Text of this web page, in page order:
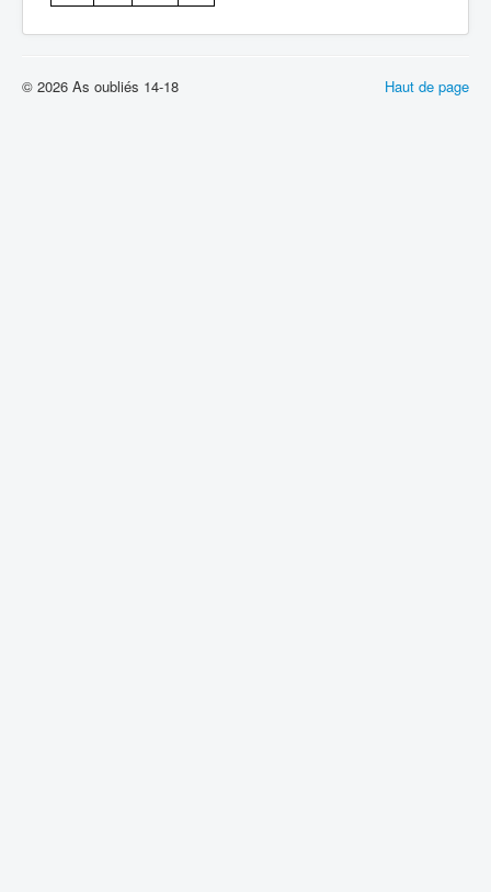
Haut de page
© 2026 As oubliés 14-18